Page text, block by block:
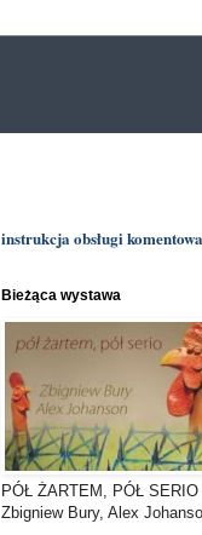
instrukcja obsługi
Bieżąca wystawa
PÓŁ ŻARTEM, PÓŁ SERIO
Zbigniew Bury, Alex